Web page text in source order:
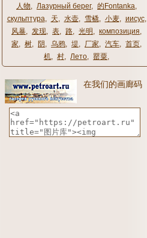
人物, Лазурный берег, 的Fontanka,
скульптура, 天, 水壶, 雪橇, 小麦, иисус,
风暴, 发现, 表, 路, 光明 , композиция,
家, 树, 阴 , 乌鸦, 堤, 厂家, 汽车, 首页,
机, 村, Лето, 罂粟,
在我们的画廊码